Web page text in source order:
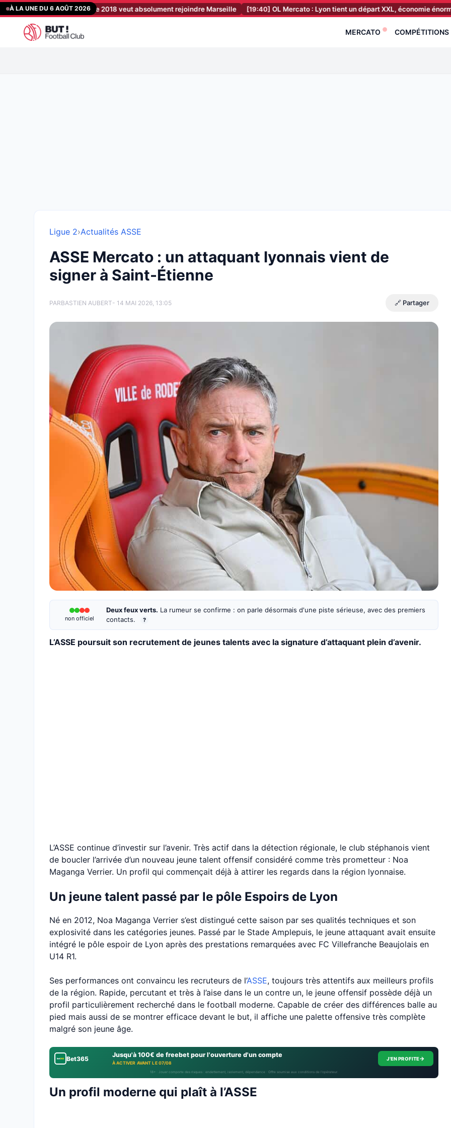
Aller
au
contenu
À LA UNE DU 6 AOÛT 2026
du monde 2018 veut absolument rejoindre Marseille [19:40] OL Mercato : Lyon tient un départ XXL, économie énorme à la clé !
MERCATO COMPÉTITIONS
Ligue 2›Actualités ASSE
ASSE Mercato : un attaquant lyonnais vient de
signer à Saint-Étienne
PARBASTIEN AUBERT- 14 MAI 2026, 13:05 🔗 Partager
non officiel
Deux feux verts. La rumeur se confirme : on parle désormais d'une piste sérieuse, avec des premiers
contacts.
?
L’ASSE poursuit son recrutement de jeunes talents avec la signature d’attaquant plein d’avenir.
L’ASSE continue d’investir sur l’avenir. Très actif dans la détection régionale, le club stéphanois vient
de boucler l’arrivée d’un nouveau jeune talent offensif considéré comme très prometteur : Noa
Maganga Verrier. Un profil qui commençait déjà à attirer les regards dans la région lyonnaise.
Un jeune talent passé par le pôle Espoirs de Lyon
Né en 2012, Noa Maganga Verrier s’est distingué cette saison par ses qualités techniques et son
explosivité dans les catégories jeunes. Passé par le Stade Amplepuis, le jeune attaquant avait ensuite
intégré le pôle espoir de Lyon après des prestations remarquées avec FC Villefranche Beaujolais en
U14 R1.
Ses performances ont convaincu les recruteurs de l’ASSE, toujours très attentifs aux meilleurs profils
de la région. Rapide, percutant et très à l’aise dans le un contre un, le jeune offensif possède déjà un
profil particulièrement recherché dans le football moderne. Capable de créer des différences balle au
pied mais aussi de se montrer efficace devant le but, il affiche une palette offensive très complète
malgré son jeune âge.
Bet365 Jusqu'à 100€ de freebet pour l'ouverture d'un compte
À ACTIVER AVANT LE 07/08
J'EN PROFITE→
18+ · Jouer comporte des risques : endettement, isolement, dépendance · Offre soumise aux conditions de l’opérateur.
Un profil moderne qui plaît à l’ASSE